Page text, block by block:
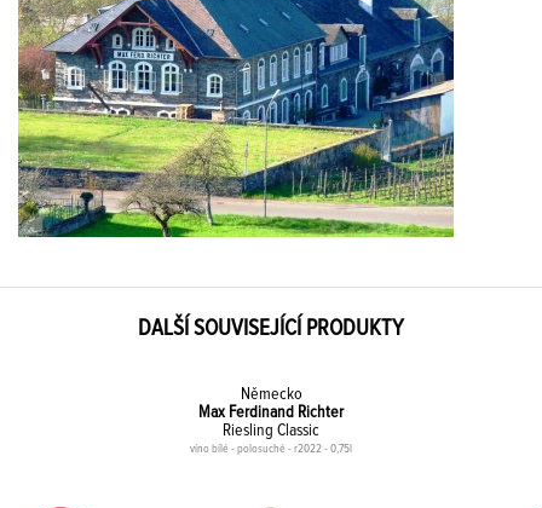
DALŠÍ SOUVISEJÍCÍ PRODUKTY
Německo
Max Ferdinand Richter
Riesling Classic
víno bílé - polosuché - r2022 - 0,75l